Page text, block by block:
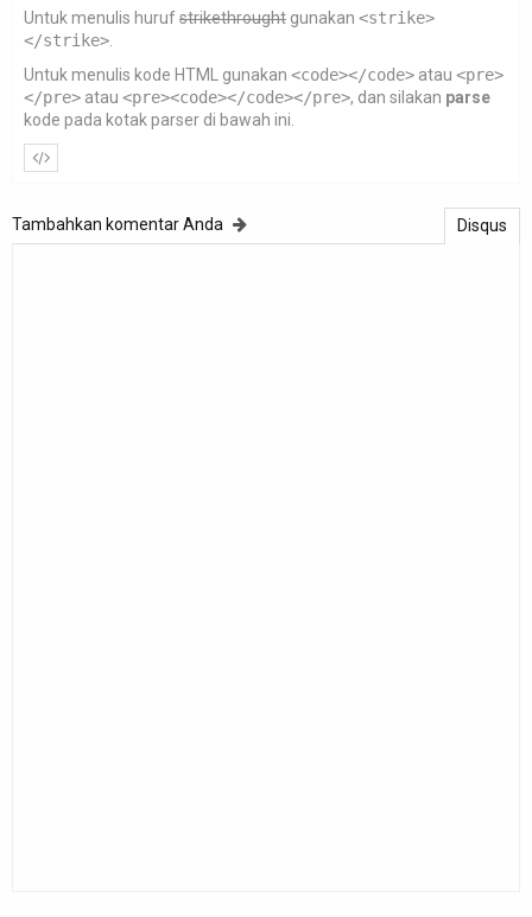
Untuk menulis hurufstrikethrought gunakan <strike>
</strike>
Untuk menulis kode HTML gunakan <code></code> atau <pre>
</pre> atau <pre><code></code></pre>, dan silakan parse
kode pada kotak parser di bawah ini.
Disqus
Tambahkan komentar Anda